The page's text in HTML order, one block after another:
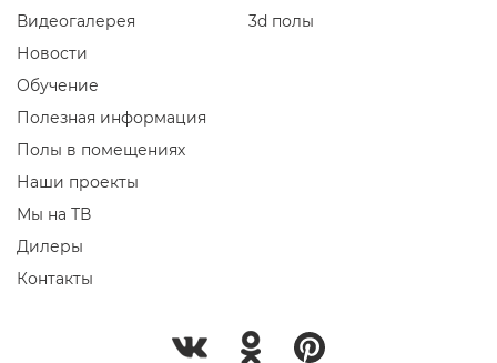
Видеогалерея
Новости
Обучение
Полезная информация
Полы в помещениях
Наши проекты
Мы на ТВ
Дилеры
Контакты
3d полы